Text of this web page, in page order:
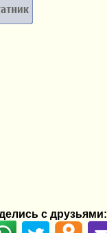
с друзьями: